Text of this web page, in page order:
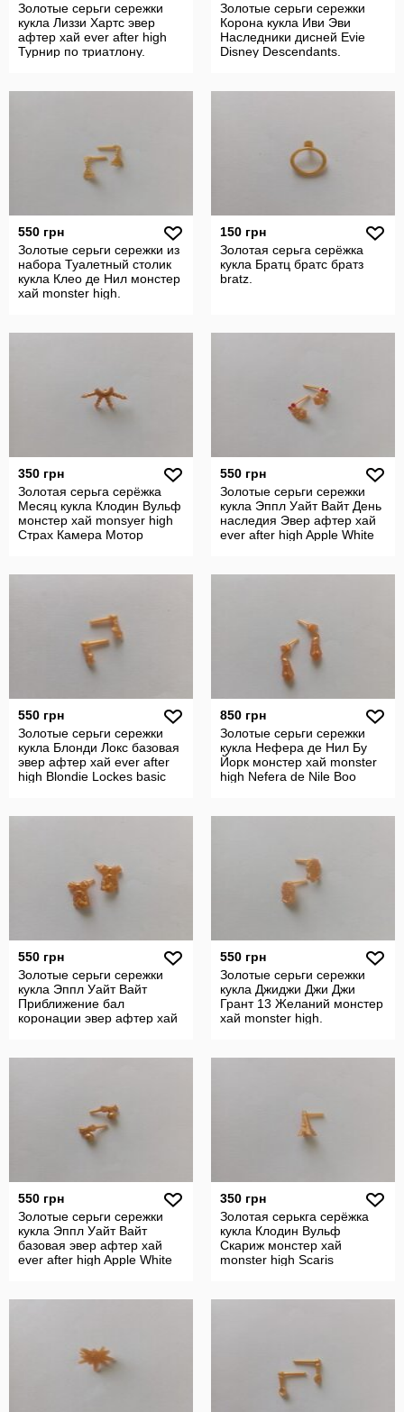
Золотые серьги сережки
кукла Лиззи Хартс эвер
афтер хай ever after high
Турнир по триатлону.
Золотые серьги сережки
Корона кукла Иви Эви
Наследники дисней Evie
Disney Descendants.
550 грн
Золотые серьги сережки из
набора Туалетный столик
кукла Клео де Нил монстер
хай monster high.
150 грн
Золотая серьга серёжка
кукла Братц братс братз
bratz.
350 грн
Золотая серьга серёжка
Месяц кукла Клодин Вульф
монстер хай monsyer high
Страх Камера Мотор
550 грн
Золотые серьги сережки
кукла Эппл Уайт Вайт День
наследия Эвер афтер хай
ever after high Apple White
550 грн
Золотые серьги сережки
кукла Блонди Локс базовая
эвер афтер хай ever after
high Blondie Lockes basic
850 грн
Золотые серьги сережки
кукла Нефера де Нил Бу
Йорк монстер хай monster
high Nefera de Nile Boo
550 грн
Золотые серьги сережки
кукла Эппл Уайт Вайт
Приближение бал
коронации эвер афтер хай
550 грн
Золотые серьги сережки
кукла Джиджи Джи Джи
Грант 13 Желаний монстер
хай monster high.
550 грн
Золотые серьги сережки
кукла Эппл Уайт Вайт
базовая эвер афтер хай
ever after high Apple White
350 грн
Золотая серькга серёжка
кукла Клодин Вульф
Скариж монстер хай
monster high Scaris